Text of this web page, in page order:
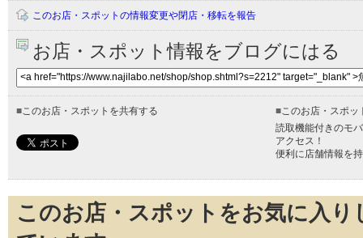
このお店・スポットの情報変更や閉店・移転を報告
お店・スポット情報をブログにはる
■ このお店・スポットを共有する ■ このお店・スポ
読取機能付きのモ
アクセス！
便利に店舗情報を
このお店・スポットをお気に入